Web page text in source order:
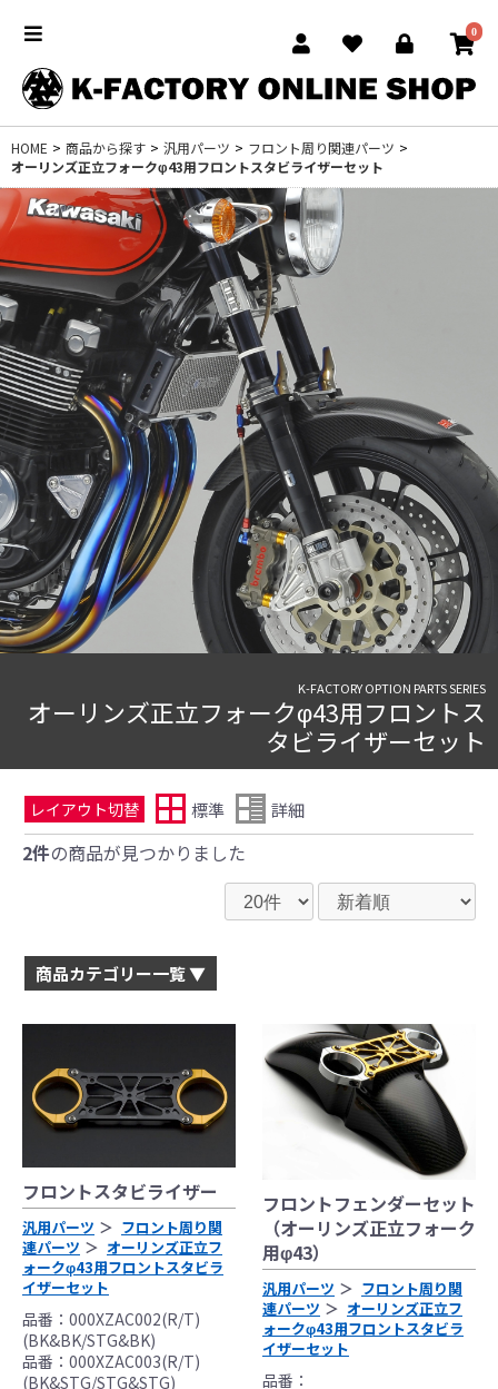
0
HOME > 商品から探す > 汎用パーツ > フロント周り関連パーツ >
オーリンズ正立フォークφ43用フロントスタビライザーセット
K-FACTORY OPTION PARTS SERIES
オーリンズ正立フォークφ43用フロントス
タビライザーセット
レイアウト切替 標準 詳細
2件の商品が見つかりました
商品カテゴリー一覧
フロントスタビライザー
汎用パーツ
フロント周り関
連パーツ
オーリンズ正立フ
ォークφ43用フロントスタビラ
イザーセット
品番：000XZAC002(R/T)
(BK&BK/STG&BK)
品番：000XZAC003(R/T)
(BK&STG/STG&STG)
フロントフェンダーセット
（オーリンズ正立フォーク
用φ43）
汎用パーツ
フロント周り関
連パーツ
オーリンズ正立フ
ォークφ43用フロントスタビラ
イザーセット
品番：
●当HP内では、マフラーの取付けイメージをわか
りやすくするために一般車両に装着した写真を使
用しております。
●レーシングパーツはサーキットにおけるスポーツ
走行ならびにレース使用を目的としており公道
（※）での使用は出来ません。
●国内で開催される全ての競技に対応するわけでは
ございません。
レースでの使用に際しては、主催者が発行する競
技規則を確認の上、お客様ご自身の判断により装
着をお願い致します。
●取り付けについては専門の資格と知識・経験を有
した整備士が、指定のサービスマニュアル、指定